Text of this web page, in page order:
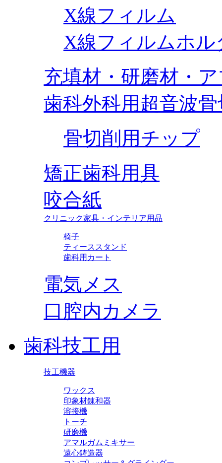
X線フィルム
X線フィルムホル
充填材・研磨材・
歯科外科用超音波
骨切削用チップ
矯正歯科用具
咬合紙
クリニック家具・インテリア用品
椅子
ティーススタンド
歯科用カート
電気メス
口腔内カメラ
歯科技工用
技工機器
ワックス
印象材錬和器
溶接機
トーチ
研磨機
アマルガムミキサー
遠心鋳造器